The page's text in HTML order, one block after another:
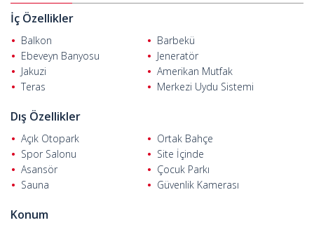
Site plaja 200 m, üniversiteye 2 km, hastaneye 3,8 km, alışveriş
merkezine 4,7 km, Alanya merkeze 7 km ve Gazipaşa
Havalimanı'na 31 km uzaklıktadır.
İç Özellikler
Balkon
Barbekü
Ebeveyn Banyosu
Jeneratör
Jakuzi
Amerikan Mutfak
Teras
Merkezi Uydu Sistemi
Dış Özellikler
Açık Otopark
Ortak Bahçe
Spor Salonu
Site İçinde
Asansör
Çocuk Parkı
Sauna
Güvenlik Kamerası
Konum